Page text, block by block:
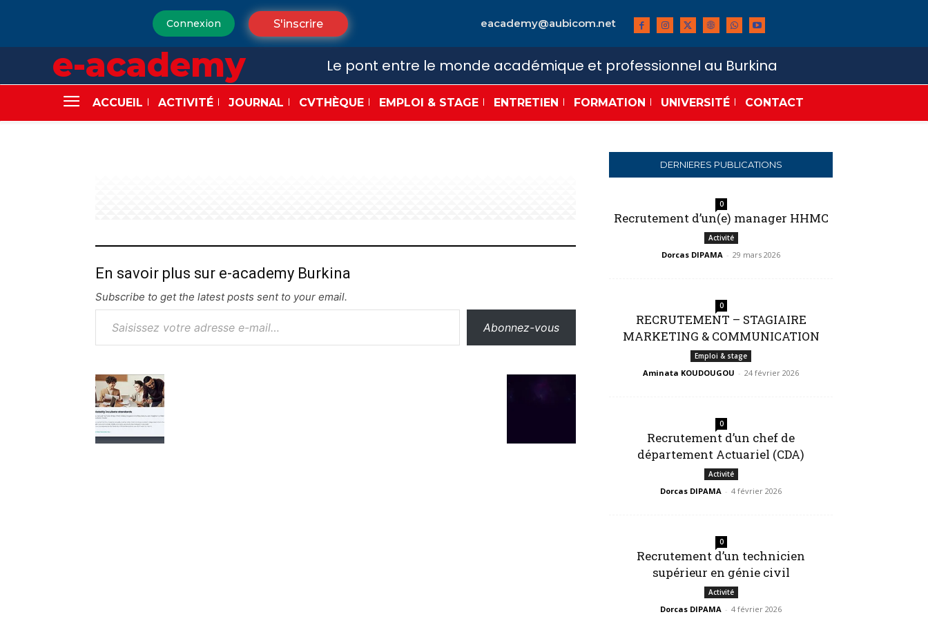
Connexion S'inscrire eacademy@aubicom.net
e-academy Le pont entre le monde académique et professionnel au Burkina
ACCUEIL ACTIVITÉ JOURNAL CVTHÈQUE EMPLOI & STAGE ENTRETIEN FORMATION UNIVERSITÉ CONTACT
En savoir plus sur e-academy Burkina
Subscribe to get the latest posts sent to your email.
Saisissez votre adresse e-mail…
Abonnez-vous
DERNIERES PUBLICATIONS
0
Recrutement d’un(e) manager HHMC
Activité
Dorcas DIPAMA - 29 mars 2026
0
RECRUTEMENT – STAGIAIRE
MARKETING & COMMUNICATION
Emploi & stage
Aminata KOUDOUGOU - 24 février 2026
0
Recrutement d’un chef de
département Actuariel (CDA)
Activité
Dorcas DIPAMA - 4 février 2026
0
Recrutement d’un technicien
supérieur en génie civil
Activité
Dorcas DIPAMA - 4 février 2026